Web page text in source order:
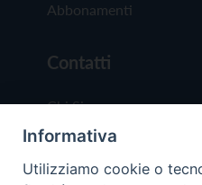
Abbonamenti
Contatti
Chi Siamo
Redazione
Scrivici
Informativa
Utilizziamo cookie o